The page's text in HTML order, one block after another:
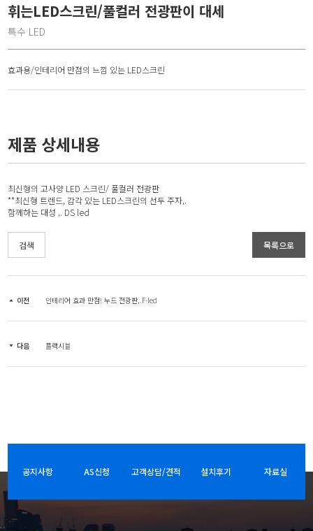
휘는LED스크린/풀컬러 전광판이 대세
특수 LED
효과용/인테리어 만점의 느낌 있는 LED스크린
제품 상세내용
최신형의 고사양 LED 스크린/ 풀컬러 전광판
**최신형 트렌드, 감각 있는 LED스크린의 선두 주자,.
함께하는 대성 ,. DS led
검색 목록으로
이전 인테리어 효과 만점! 누드 전광판,.F-led
다음 플랙시블
공지사항 AS신청 고객상담/견적 설치후기 자료실